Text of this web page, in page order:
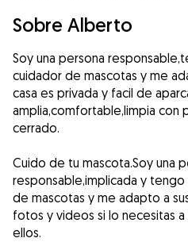
Sobre Alberto
Soy una persona
cuidador de mascotas y me
casa es privada y facil de
amplia,comfortable,limpia con
cerrado.
Cuido de tu mascota.Soy una
responsable,implicada y
de mascotas y me adapto a
fotos y videos si lo necesitas
ellos.